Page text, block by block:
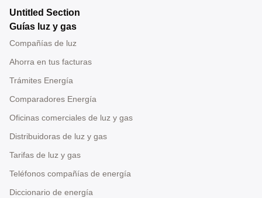
Untitled Section
Guías luz y gas
Compañías de luz
Ahorra en tus facturas
Trámites Energía
Comparadores Energía
Oficinas comerciales de luz y gas
Distribuidoras de luz y gas
Tarifas de luz y gas
Teléfonos compañías de energía
Diccionario de energía